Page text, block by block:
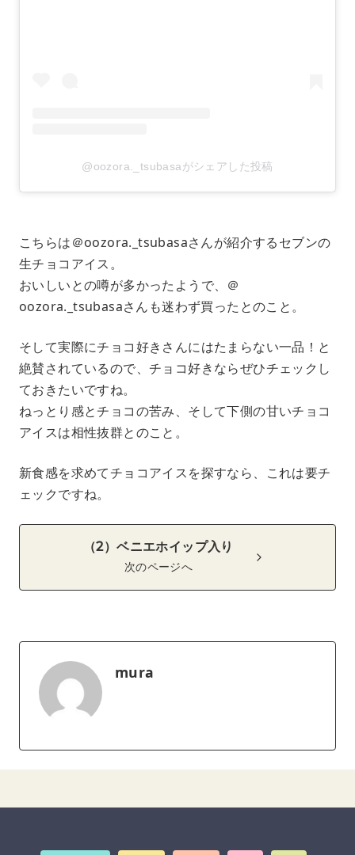
@oozora._tsubasaがシェアした投稿
こちらは＠oozora._tsubasaさんが紹介するセブンの
生チョコアイス。
おいしいとの噂が多かったようで、＠
oozora._tsubasaさんも迷わず買ったとのこと。
そして実際にチョコ好きさんにはたまらない一品！と
絶賛されているので、チョコ好きならぜひチェックし
ておきたいですね。
ねっとり感とチョコの苦み、そして下側の甘いチョコ
アイスは相性抜群とのこと。
新食感を求めてチョコアイスを探すなら、これは要チ
ェックですね。
（2）ベニエホイップ入り
次のページへ
mura